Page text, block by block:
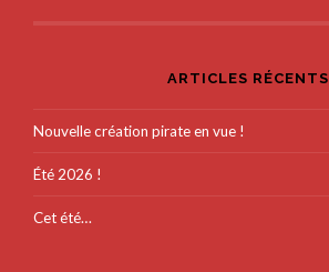
ARTICLES RÉCENTS
Nouvelle création pirate en vue !
Été 2026 !
Cet été…